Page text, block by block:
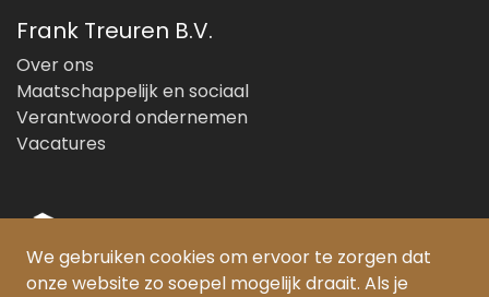
Frank Treuren B.V.
Over ons
Maatschappelijk en sociaal
Verantwoord ondernemen
Vacatures
© Copyright 2026 Frank Treuren B.V.
We gebruiken cookies om ervoor te zorgen dat
onze website zo soepel mogelijk draait. Als je